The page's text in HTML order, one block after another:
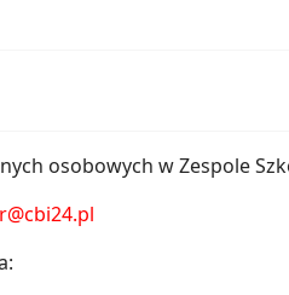
osobowych w Zespole